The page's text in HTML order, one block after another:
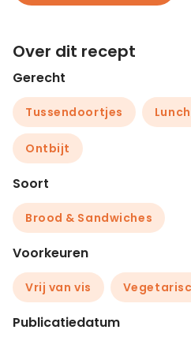
Over dit recept
Gerecht
Tussendoortjes
Ontbijt
Soort
Brood & Sandwiches
Voorkeuren
Vrij van vis
Publicatiedatum